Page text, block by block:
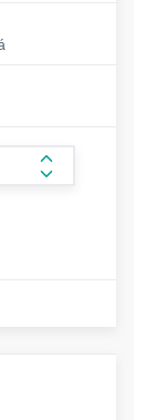
form.increase-